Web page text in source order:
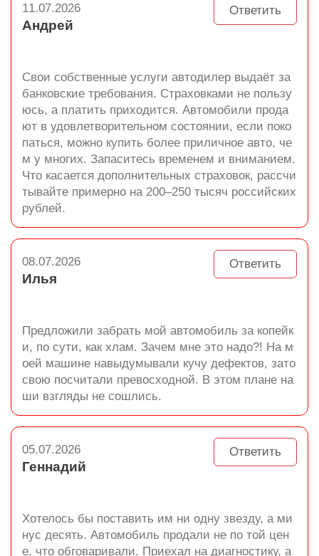
Ответить
11.07.2026
Андрей
Свои собственные услуги автодилер выдаёт за
банковские требования. Страховками не пользу
юсь, а платить приходится. Автомобили прода
ют в удовлетворительном состоянии, если поко
паться, можно купить более приличное авто, че
м у многих. Запаситесь временем и вниманием.
Что касается дополнительных страховок, рассчи
тывайте примерно на 200–250 тысяч российских
рублей.
Ответить
08.07.2026
Илья
Предложили забрать мой автомобиль за копейк
и, по сути, как хлам. Зачем мне это надо?! На м
оей машине навыдумывали кучу дефектов, зато
свою посчитали превосходной. В этом плане на
ши взгляды не сошлись.
Ответить
05.07.2026
Геннадий
Хотелось бы поставить им ни одну звезду, а ми
нус десять. Автомобиль продали не по той цен
е, что обговаривали. Приехал на диагностику, а